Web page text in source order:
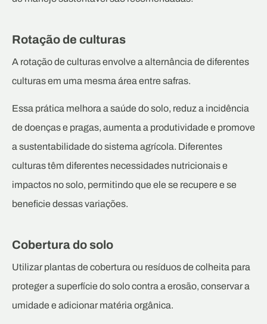
Rotação de culturas
A rotação de culturas envolve a alternância de diferentes
culturas em uma mesma área entre safras.
Essa prática melhora a saúde do solo, reduz a incidência
de doenças e pragas, aumenta a produtividade e promove
a sustentabilidade do sistema agrícola. Diferentes
culturas têm diferentes necessidades nutricionais e
impactos no solo, permitindo que ele se recupere e se
beneficie dessas variações.
Cobertura do solo
Utilizar plantas de cobertura ou resíduos de colheita para
proteger a superfície do solo contra a erosão, conservar a
umidade e adicionar matéria orgânica.